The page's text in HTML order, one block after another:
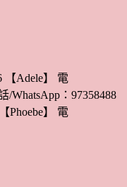
【Adele】 電
/WhatsApp：97358488
Phoebe】 電